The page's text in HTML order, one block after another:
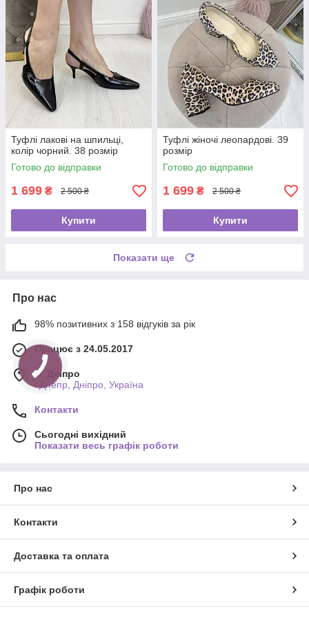
Туфлі лакові на шпильці,
колір чорний. 38 розмір
Готово до відправки
1 699 ₴ 2 500 ₴
Купити
Туфлі жіночі леопардові. 39
розмір
Готово до відправки
1 699 ₴ 2 500 ₴
Купити
Показати ще
Про нас
98% позитивних з 158 відгуків за рік
Працює з 24.05.2017
м. Дніпро
г.Днепр, Дніпро, Україна
Контакти
Сьогодні вихідний
Показати весь графік роботи
Про нас
Контакти
Доставка та оплата
Графік роботи